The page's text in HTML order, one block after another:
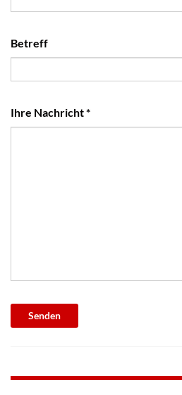
Betreff
Ihre Nachricht(erforderlich)
*
Senden